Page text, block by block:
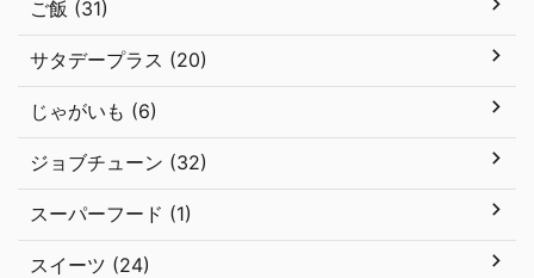
ご飯 (31)
サタデープラス (20)
じゃがいも (6)
ジョブチューン (32)
スーパーフード (1)
スイーツ (24)